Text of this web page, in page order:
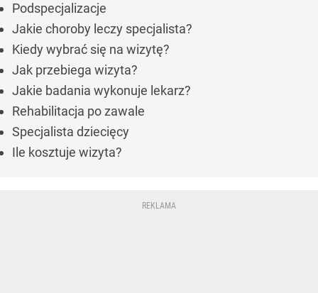
Podspecjalizacje
Jakie choroby leczy specjalista?
Kiedy wybrać się na wizytę?
Jak przebiega wizyta?
Jakie badania wykonuje lekarz?
Rehabilitacja po zawale
Specjalista dziecięcy
Ile kosztuje wizyta?